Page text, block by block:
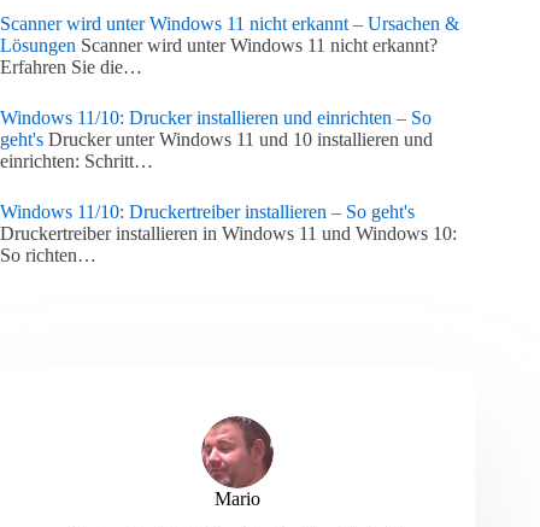
Scanner wird unter Windows 11 nicht erkannt – Ursachen &
Lösungen Scanner wird unter Windows 11 nicht erkannt?
Erfahren Sie die…
Windows 11/10: Drucker installieren und einrichten – So
geht's Drucker unter Windows 11 und 10 installieren und
einrichten: Schritt…
Windows 11/10: Druckertreiber installieren – So geht's
Druckertreiber installieren in Windows 11 und Windows 10:
So richten…
Mario